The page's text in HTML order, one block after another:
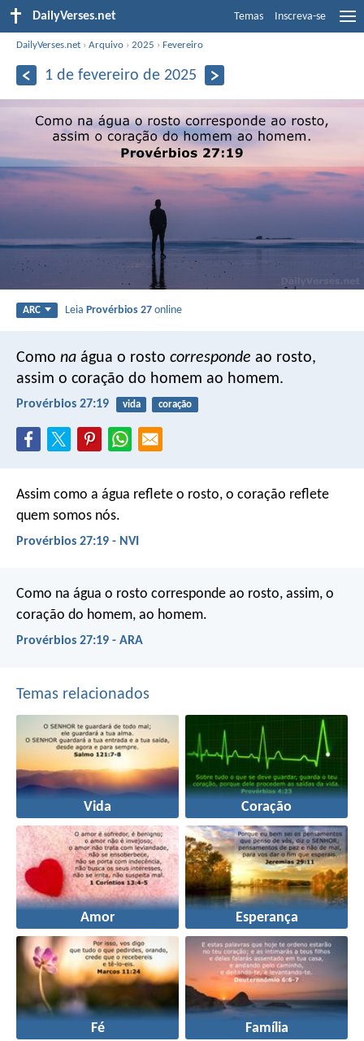
DailyVerses.net Temas Inscreva-se
DailyVerses.net ›Arquivo ›2025 ›Fevereiro
1 de fevereiro de 2025
ARC LeiaProvérbios 27 online
Como na água o rosto corresponde ao rosto,
assim o coração do homem ao homem.
Provérbios 27:19 vida coração
Assim como a água reflete o rosto, o coração reflete
quem somos nós.
Provérbios 27:19 - NVI
Como na água o rosto corresponde ao rosto, assim, o
coração do homem, ao homem.
Provérbios 27:19 - ARA
Temas relacionados
Vida Coração
Amor Esperança
Fé Família